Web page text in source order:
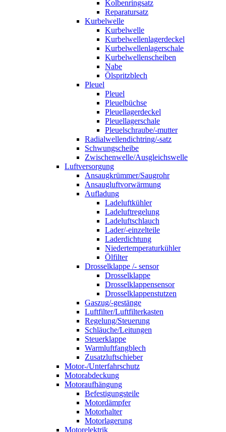
Kolbenringsatz
Reparatursatz
Kurbelwelle
Kurbelwelle
Kurbelwellenlagerdeckel
Kurbelwellenlagerschale
Kurbelwellenscheiben
Nabe
Ölspritzblech
Pleuel
Pleuel
Pleuelbüchse
Pleuellagerdeckel
Pleuellagerschale
Pleuelschraube/-mutter
Radialwellendichtring/-satz
Schwungscheibe
Zwischenwelle/Ausgleichswelle
Luftversorgung
Ansaugkrümmer/Saugrohr
Ansaugluftvorwärmung
Aufladung
Ladeluftkühler
Ladeluftregelung
Ladeluftschlauch
Lader/-einzelteile
Laderdichtung
Niedertemperaturkühler
Ölfilter
Drosselklappe /- sensor
Drosselklappe
Drosselklappensensor
Drosselklappenstutzen
Gaszug/-gestänge
Luftfilter/Luftfilterkasten
Regelung/Steuerung
Schläuche/Leitungen
Steuerklappe
Warmluftfangblech
Zusatzluftschieber
Motor-/Unterfahrschutz
Motorabdeckung
Motoraufhängung
Befestigungsteile
Motordämpfer
Motorhalter
Motorlagerung
Motorelektrik